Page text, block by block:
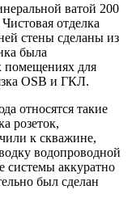
ватой 200
отделка
стены сделаны из
была
помещениях для
OSB и ГКЛ.
относятся такие
розеток,
к скважине,
водопроводной
системы аккуратно
был сделан